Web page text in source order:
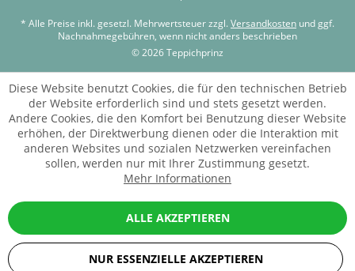
* Alle Preise inkl. gesetzl. Mehrwertsteuer zzgl. Versandkosten und ggf.
Nachnahmegebühren, wenn nicht anders beschrieben
© 2026 Teppichprinz
Diese Website benutzt Cookies, die für den technischen Betrieb
der Website erforderlich sind und stets gesetzt werden.
Andere Cookies, die den Komfort bei Benutzung dieser Website
erhöhen, der Direktwerbung dienen oder die Interaktion mit
anderen Websites und sozialen Netzwerken vereinfachen
sollen, werden nur mit Ihrer Zustimmung gesetzt.
Mehr Informationen
NUR ESSENZIELLE AKZEPTIEREN
ALLE AKZEPTIEREN